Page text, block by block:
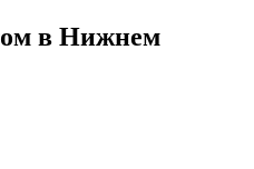
в Нижнем